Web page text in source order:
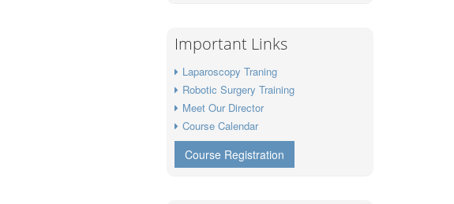
Important Links
Laparoscopy Traning
Robotic Surgery Training
Meet Our Director
Course Calendar
Course Registration